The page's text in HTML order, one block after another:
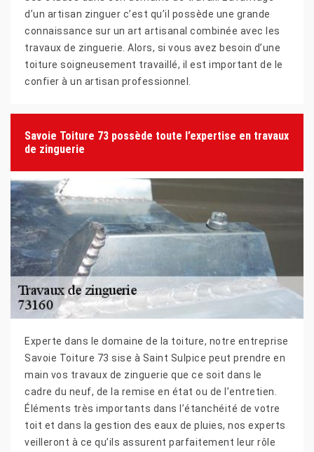
d’un artisan zinguer c’est qu’il possède une grande
connaissance sur un art artisanal combinée avec les
travaux de zinguerie. Alors, si vous avez besoin d’une
toiture soigneusement travaillé, il est important de le
confier à un artisan professionnel.
Savoie Toiture 73 possède toute l’expertise en travaux
de zinguerie
Experte dans le domaine de la toiture, notre entreprise
Savoie Toiture 73 sise à Saint Sulpice peut prendre en
main vos travaux de zinguerie que ce soit dans le
cadre du neuf, de la remise en état ou de l’entretien.
Éléments très importants dans l’étanchéité de votre
toit et dans la gestion des eaux de pluies, nos experts
veilleront à ce qu’ils assurent parfaitement leur rôle